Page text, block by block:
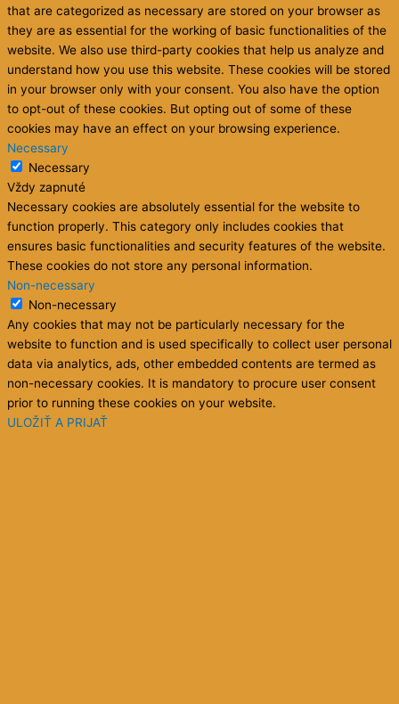
that are categorized as necessary are stored on your browser as
they are as essential for the working of basic functionalities of the
website. We also use third-party cookies that help us analyze and
understand how you use this website. These cookies will be stored
in your browser only with your consent. You also have the option
to opt-out of these cookies. But opting out of some of these
cookies may have an effect on your browsing experience.
Necessary
Necessary
Vždy zapnuté
Necessary cookies are absolutely essential for the website to
function properly. This category only includes cookies that
ensures basic functionalities and security features of the website.
These cookies do not store any personal information.
Non-necessary
Non-necessary
Any cookies that may not be particularly necessary for the
website to function and is used specifically to collect user personal
data via analytics, ads, other embedded contents are termed as
non-necessary cookies. It is mandatory to procure user consent
prior to running these cookies on your website.
ULOŽIŤ A PRIJAŤ